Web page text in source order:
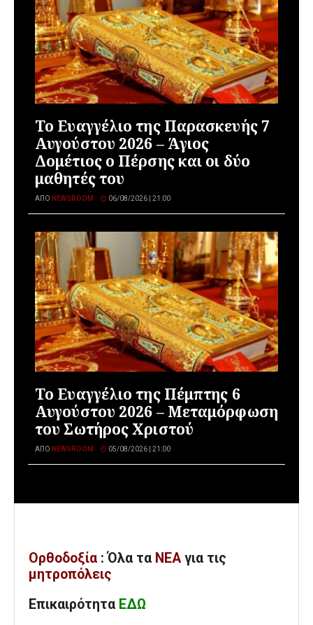
Το Ευαγγέλιο της Παρασκευής 7
Αυγούστου 2026 – Άγιος
Δομέτιος ο Πέρσης και οι δύο
μαθητές του
ΑΠΌ NEWSROOM 06/08/2026 | 21:00
Το Ευαγγέλιο της Πέμπτης 6
Αυγούστου 2026 – Μεταμόρφωση
του Σωτήρος Χριστού
ΑΠΌ NEWSROOM 05/08/2026 | 21:00
Ορθοδοξία : Όλα τα ΝΕΑ για τις
μητροπόλεις
Επικαιρότητα ΕΔΩ